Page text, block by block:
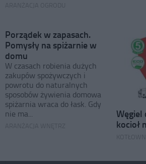
Porządek w zapasach.
Pomysły na spiżarnie w
domu
W czasach robienia dużych
zakupów spożywczych i
powrotu do naturalnych
sposobów żywienia domowa
spiżarnia wraca do łask. Gdy
nie ma...
Węgiel
kocioł